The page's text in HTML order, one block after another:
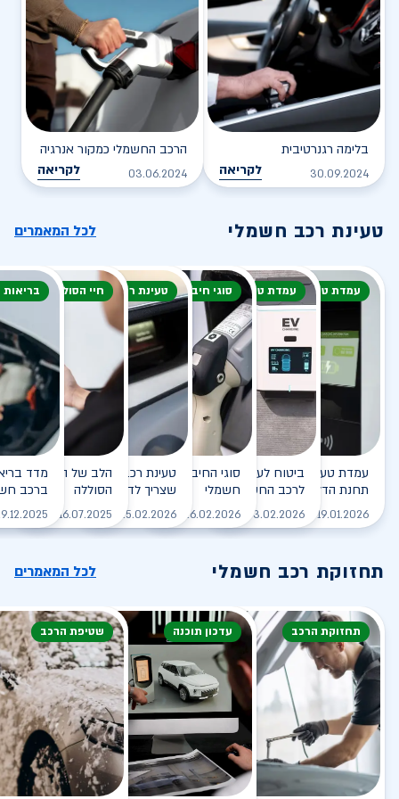
בלימה רגנרטיבית
30.09.2024 לקריאה
הרכב החשמלי כמקור אנרגיה
03.06.2024 לקריאה
טעינת רכב חשמלי לכל המאמרים
עמדת טעינה
עמדת טעינה - הסוף של
תחנת הדלק?
19.01.2026 לקריאה
עמדת טעינה
ביטוח לעמדת טעינה ביתית
לרכב החשמלי
03.02.2026 לקריאה
סוגי חיבור
סוגי החיבורים לטעינת רכב
חשמלי
26.02.2026 לקריאה
טעינת רכב חשמלי
טעינת רכב חשמלי - כל מה
שצריך לדעת
25.02.2026 לקריאה
חיי הסוללה
הלב של הרכב
הסוללה
16.07.2025
ברכב
תחזוקת רכב חשמלי לכל המאמרים
תחזוקת הרכב עדכון תוכנה שטיפת הרכב